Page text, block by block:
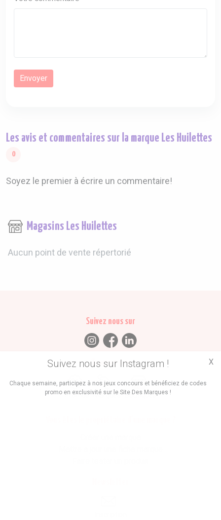
Les avis et commentaires sur la marque Les Huilettes
0
Soyez le premier à écrire un commentaire!
Magasins Les Huilettes
Aucun point de vente répertorié
Suivez nous sur Instagram !
Chaque semaine, participez à nos jeux concours et bénéficiez de codes
promo en exclusivité sur le Site Des Marques !
X
Suivez nous sur
Trouvez des
Promos Marques Boutiques